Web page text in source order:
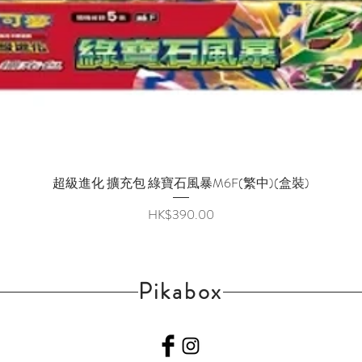
快速瀏覽
超級進化 擴充包 綠寶石風暴M6F(繁中)(盒裝)
價格
HK$390.00
Pikabox